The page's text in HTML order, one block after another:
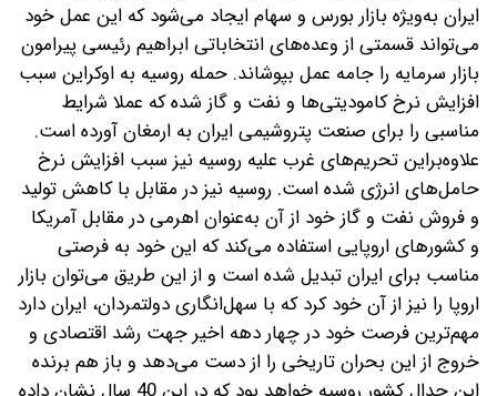
ایران به‌ویژه بازار بورس و سهام ایجاد می‌شود که این عمل خود
می‌تواند قسمتی از وعده‌های انتخاباتی ابراهیم رئیسی پیرامون
بازار سرمایه را جامه عمل بپوشاند. حمله روسیه به اوکراین سبب
افزایش نرخ کامودیتی‌ها و نفت و گاز شده که عملا شرایط
مناسبی را برای صنعت پتروشیمی ایران به ارمغان آورده است.
علاوه‌براین تحریم‌های غرب علیه روسیه نیز سبب افزایش نرخ
حامل‌های انرژی شده است. روسیه نیز در مقابل با کاهش تولید
و فروش نفت و گاز خود از آن به‌عنوان اهرمی در مقابل آمریکا
و کشورهای اروپایی استفاده می‌کند که این خود به فرصتی
مناسب برای ایران تبدیل شده است و از این طریق می‌توان بازار
اروپا را نیز از آن خود کرد که با سهل‌انگاری دولتمردان، ایران دارد
مهم‌ترین فرصت خود در چهار دهه اخیر جهت رشد اقتصادی و
خروج از این بحران تاریخی را از دست می‌دهد و باز هم برنده